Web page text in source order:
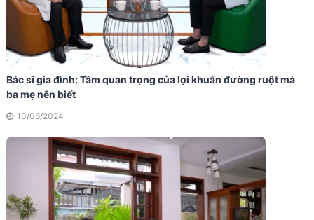
Bác sĩ gia đình: Tầm quan trọng của lợi khuẩn đường ruột mà
ba mẹ nên biết
10/06/2024